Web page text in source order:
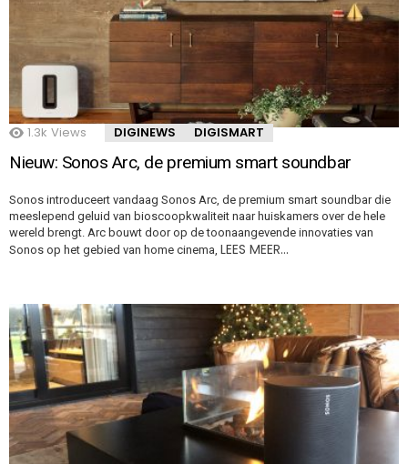
1.3k Views DIGINEWS DIGISMART
Nieuw: Sonos Arc, de premium smart soundbar
Sonos introduceert vandaag Sonos Arc, de premium smart soundbar die
meeslepend geluid van bioscoopkwaliteit naar huiskamers over de hele
wereld brengt. Arc bouwt door op de toonaangevende innovaties van
Sonos op het gebied van home cinema, LEES MEER…